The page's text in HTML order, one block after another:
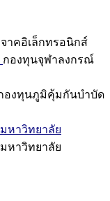
าคอิเล็กทรอนิกส์
กองทุนจุฬาลงกรณ์
องทุนภูมิคุ้มกันบำบัด
หาวิทยาลัย
หาวิทยาลัย